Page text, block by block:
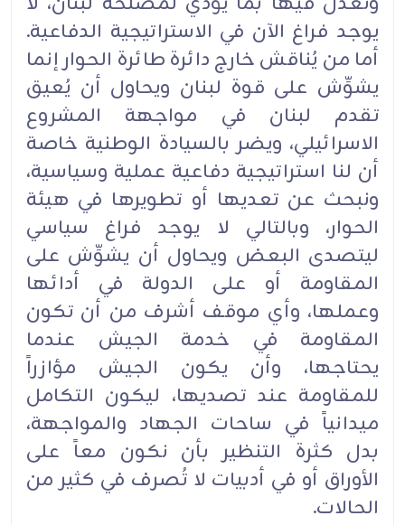
يوجد فراغ الآن في الاستراتيجية الدفاعية.
أما من يُناقش خارج دائرة طائرة الحوار إنما
يشوِّش على قوة لبنان ويحاول أن يُعيق
تقدم لبنان في مواجهة المشروع
الاسرائيلي، ويضر بالسيادة الوطنية خاصة
أن لنا استراتيجية دفاعية عملية وسياسية،
ونبحث عن تعديها أو تطويرها في هيئة
الحوار، وبالتالي لا يوجد فراغ سياسي
ليتصدى البعض ويحاول أن يشوِّش على
المقاومة أو على الدولة في أدائها
وعملها، وأي موقف أشرف من أن تكون
المقاومة في خدمة الجيش عندما
يحتاجها، وأن يكون الجيش مؤازراً
للمقاومة عند تصديها، ليكون التكامل
ميدانياً في ساحات الجهاد والمواجهة،
بدل كثرة التنظير بأن نكون معاً على
الأوراق أو في أدبيات لا تُصرف في كثير من
الحالات.